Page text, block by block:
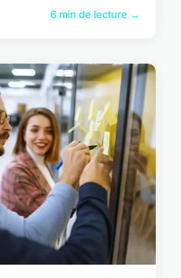
6 min de lecture →